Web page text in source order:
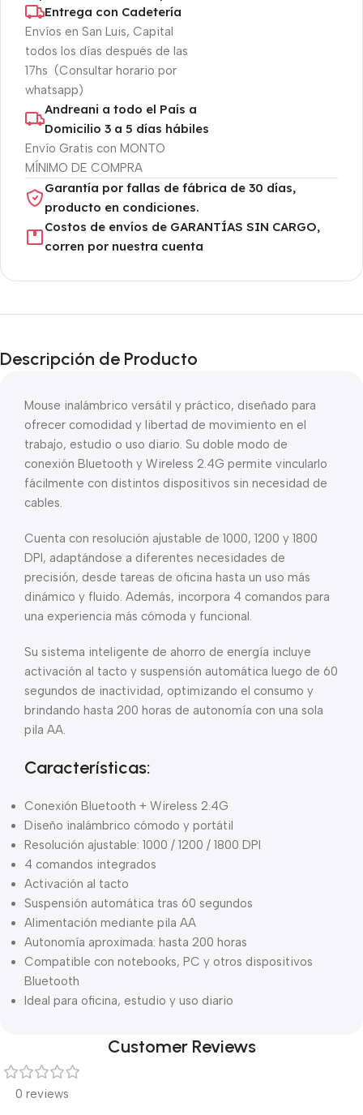
Entrega con Cadetería
Envíos en San Luis, Capital
todos los días después de las
17hs (Consultar horario por
whatsapp)
Andreani a todo el País a
Domicilio 3 a 5 días hábiles
Envío Gratis con MONTO
MÍNIMO DE COMPRA
Garantía por fallas de fábrica de 30 días,
producto en condiciones.
Costos de envíos de GARANTÍAS SIN CARGO,
corren por nuestra cuenta
Descripción de Producto
Mouse inalámbrico versátil y práctico, diseñado para
ofrecer comodidad y libertad de movimiento en el
trabajo, estudio o uso diario. Su doble modo de
conexión Bluetooth y Wireless 2.4G permite vincularlo
fácilmente con distintos dispositivos sin necesidad de
cables.
Cuenta con resolución ajustable de 1000, 1200 y 1800
DPI, adaptándose a diferentes necesidades de
precisión, desde tareas de oficina hasta un uso más
dinámico y fluido. Además, incorpora 4 comandos para
una experiencia más cómoda y funcional.
Su sistema inteligente de ahorro de energía incluye
activación al tacto y suspensión automática luego de 60
segundos de inactividad, optimizando el consumo y
brindando hasta 200 horas de autonomía con una sola
pila AA.
Características:
Conexión Bluetooth + Wireless 2.4G
Diseño inalámbrico cómodo y portátil
Resolución ajustable: 1000 / 1200 / 1800 DPI
4 comandos integrados
Activación al tacto
Suspensión automática tras 60 segundos
Alimentación mediante pila AA
Autonomía aproximada: hasta 200 horas
Compatible con notebooks, PC y otros dispositivos
Bluetooth
Ideal para oficina, estudio y uso diario
Customer Reviews
0 reviews